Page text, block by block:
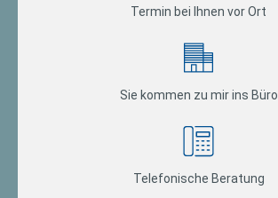
Termin bei Ihnen vor Ort
Sie kommen zu mir ins Büro
Telefonische Beratung